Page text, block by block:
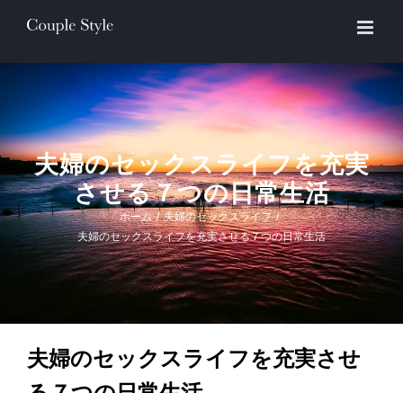
content
夫婦のセックスライフを充実
させる７つの日常生活
ホーム / 夫婦のセックスライフ /
夫婦のセックスライフを充実させる７つの日常生活
夫婦のセックスライフを充実させ